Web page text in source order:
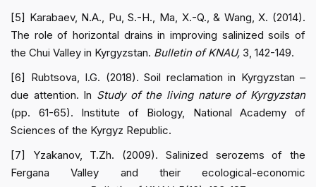
[5] Karabaev, N.A., Pu, S.-H., Ma, X.-Q., & Wang, X. (2014).
The role of horizontal drains in improving salinized soils of
the Chui Valley in Kyrgyzstan. Bulletin of KNAU, 3, 142-149.
[6] Rubtsova, I.G. (2018). Soil reclamation in Kyrgyzstan –
due attention. In Study of the living nature of Kyrgyzstan
(pp. 61-65). Institute of Biology, National Academy of
Sciences of the Kyrgyz Republic.
[7] Yzakanov, T.Zh. (2009). Salinized serozems of the
Fergana Valley and their ecological-economic